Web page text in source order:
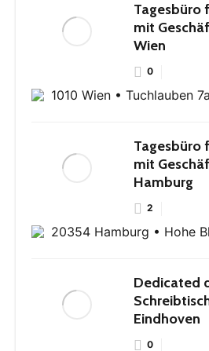
Tagesbüro
mit
Wien
0
1010 Wien • Tuchlauben 7a
Tagesbüro
mit
Hamburg
2
20354 Hamburg • Hohe
Dedicated
Eindhoven
0